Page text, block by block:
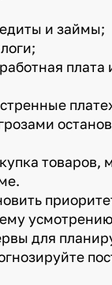
и займы;
плата
товаров,
для